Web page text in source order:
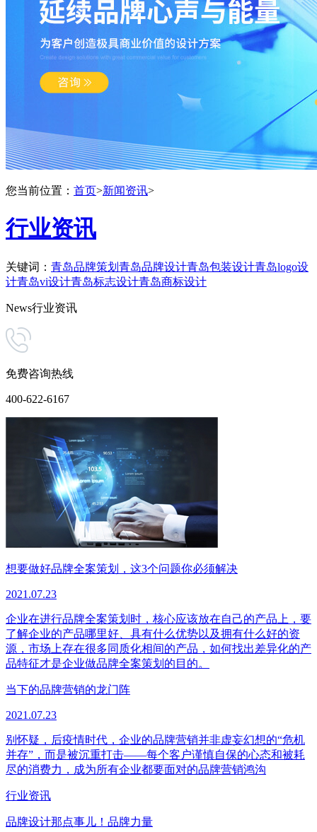
您当前位置： 首页>新闻资讯>
行业资讯
关键词： 青岛品牌策划 青岛品牌设计青岛包装设计青岛logo设
计青岛vi设计青岛标志设计青岛商标设计
News行业资讯
免费咨询热线
400-622-6167
想要做好品牌全案策划，这3个问题你必须解决
2021.07.23
企业在进行品牌全案策划时，核心应该放在自己的产品上，要
了解企业的产品哪里好、具有什么优势以及拥有什么好的资
源，市场上存在很多同质化相间的产品，如何找出差异化的产
品特征才是企业做品牌全案策划的目的。
当下的品牌营销的龙门阵
2021.07.23
别怀疑，后疫情时代，企业的品牌营销并非虚妄幻想的“危机
并存”，而是被沉重打击——每个客户谨慎自保的心态和被耗
尽的消费力，成为所有企业都要面对的品牌营销鸿沟
行业资讯
品牌设计那点事儿！品牌力量